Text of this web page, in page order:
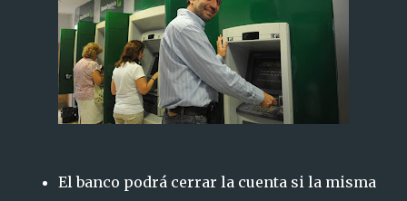
El banco podrá cerrar la cuenta si la misma